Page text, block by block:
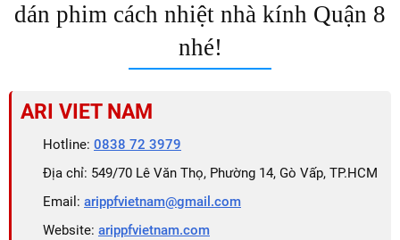
dán phim cách nhiệt nhà kính Quận 8
nhé!
ARI VIET NAM
Hotline: 0838 72 3979
Địa chỉ: 549/70 Lê Văn Thọ, Phường 14, Gò Vấp, TP.HCM
Email: arippfvietnam@gmail.com
Website: arippfvietnam.com